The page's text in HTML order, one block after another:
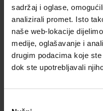
sadržaj i oglase,
analizirali promet. Isto
naše web-lokacije
medije, oglašavanje i
drugim podacima koje
dok ste upotrebljavali
Škola
Program
Mnogo je lakše
nego preuzeti
života. Međutim, to
ljudsku slobodu, jer
žrtveu smislu da je